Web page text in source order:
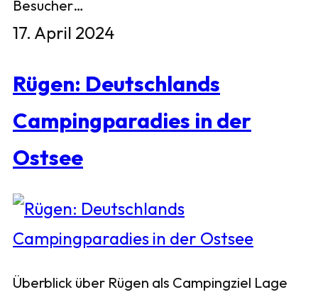
Besucher…
17. April 2024
Rügen: Deutschlands
Campingparadies in der
Ostsee
Überblick über Rügen als Campingziel Lage